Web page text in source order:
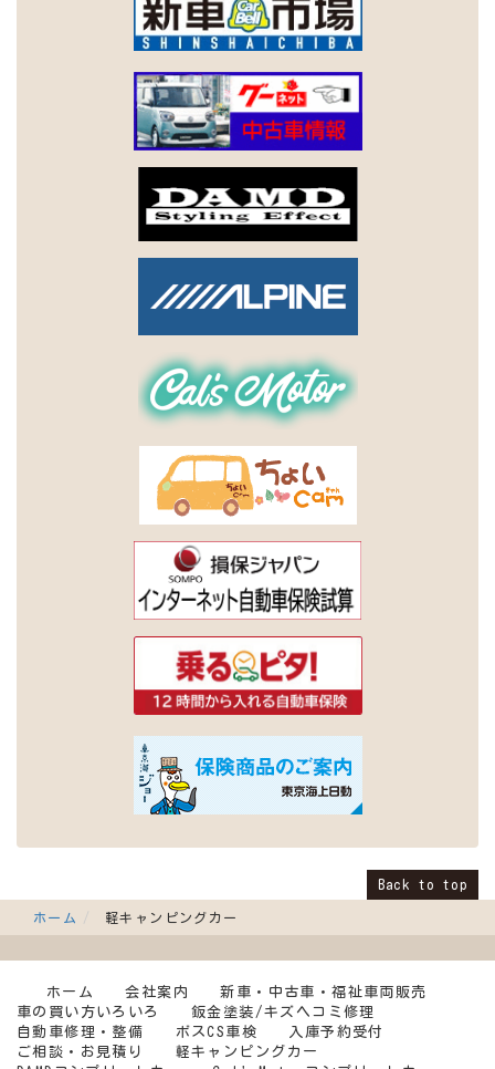
Back to top
ホーム 軽キャンピングカー
ホーム 会社案内
新車・中古車・福祉車両販売
車の買い方いろいろ
鈑金塗装/キズヘコミ修理
自動車修理・整備
ボスCS車検
入庫予約受付
ご相談・お見積り
軽キャンピングカー